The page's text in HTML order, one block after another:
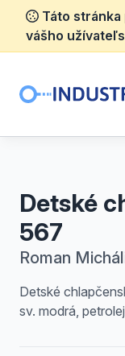
Táto
vášho
Detské
567
Roman
Detské
sv. modrá,